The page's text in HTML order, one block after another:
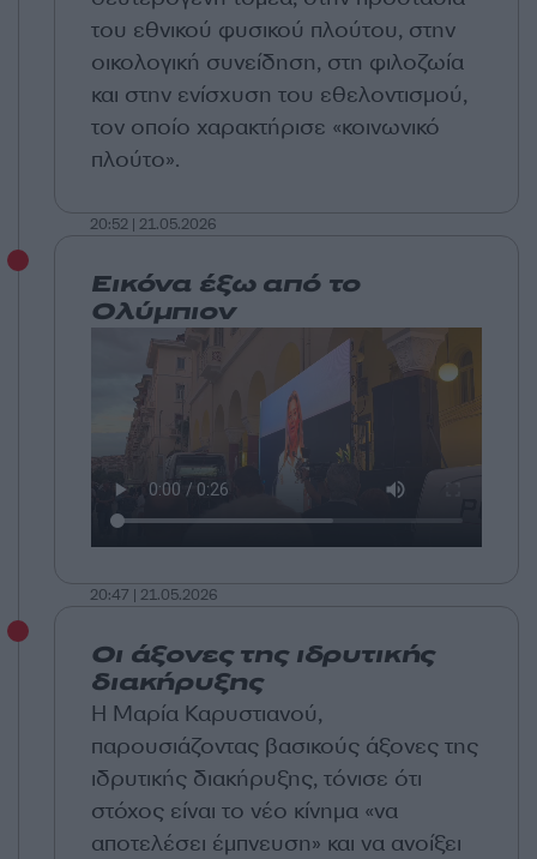
του εθνικού φυσικού πλούτου, στην
οικολογική συνείδηση, στη φιλοζωία
και στην ενίσχυση του εθελοντισμού,
τον οποίο χαρακτήρισε «κοινωνικό
πλούτο».
20:52 | 21.05.2026
Εικόνα έξω από το
Ολύμπιον
20:47 | 21.05.2026
Οι άξονες της ιδρυτικής
διακήρυξης
Η Μαρία Καρυστιανού,
παρουσιάζοντας βασικούς άξονες της
ιδρυτικής διακήρυξης, τόνισε ότι
στόχος είναι το νέο κίνημα «να
αποτελέσει έμπνευση» και να ανοίξει